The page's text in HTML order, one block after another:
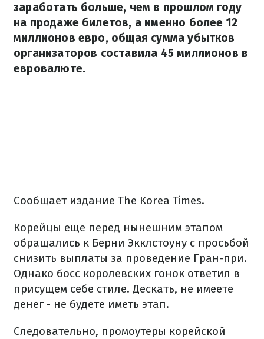
заработать больше, чем в прошлом году
на продаже билетов, а именно более 12
миллионов евро, общая сумма убытков
организаторов составила 45 миллионов в
евровалюте.
Сообщает издание The Korea Times.
Корейцы еще перед нынешним этапом
обращались к Берни Экклстоуну с просьбой
снизить выплаты за проведение Гран-при.
Однако босс королевских гонок ответил в
присущем себе стиле. Дескать, не имеете
денег - не будете иметь этап.
Следовательно, промоутеры корейской